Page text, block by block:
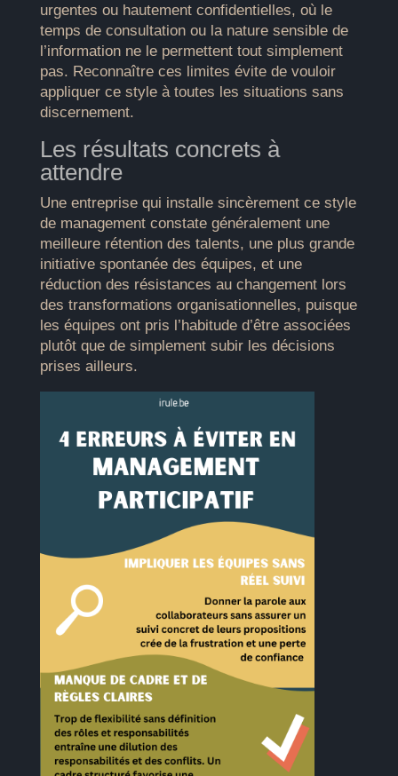
urgentes ou hautement confidentielles, où le
temps de consultation ou la nature sensible de
l’information ne le permettent tout simplement
pas. Reconnaître ces limites évite de vouloir
appliquer ce style à toutes les situations sans
discernement.
Les résultats concrets à
attendre
Une entreprise qui installe sincèrement ce style
de management constate généralement une
meilleure rétention des talents, une plus grande
initiative spontanée des équipes, et une
réduction des résistances au changement lors
des transformations organisationnelles, puisque
les équipes ont pris l’habitude d’être associées
plutôt que de simplement subir les décisions
prises ailleurs.